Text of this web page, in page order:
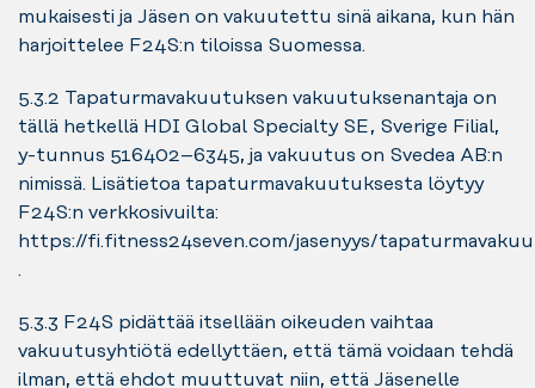
mukaisesti ja Jäsen on vakuutettu sinä aikana, kun hän
harjoittelee F24S:n tiloissa Suomessa.
5.3.2 Tapaturmavakuutuksen vakuutuksenantaja on
tällä hetkellä HDI Global Specialty SE, Sverige Filial,
y-tunnus 516402–6345, ja vakuutus on Svedea AB:n
nimissä. Lisätietoa tapaturmavakuutuksesta löytyy
F24S:n verkkosivuilta:
https://fi.fitness24seven.com/jasenyys/
.
5.3.3 F24S pidättää itsellään oikeuden vaihtaa
vakuutusyhtiötä edellyttäen, että tämä voidaan tehdä
ilman, että ehdot muuttuvat niin, että Jäsenelle